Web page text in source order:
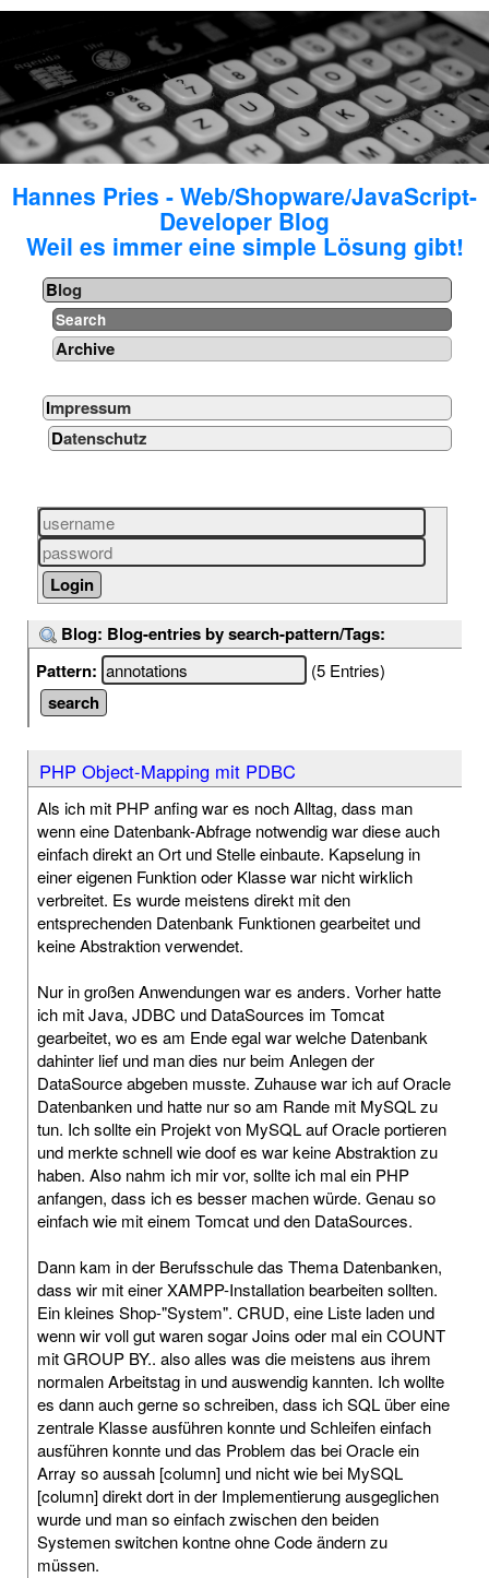
Hannes Pries - Web/Shopware/JavaScript-
Developer Blog
Weil es immer eine simple Lösung gibt!
Blog
Search
Archive
Impressum
Datenschutz
Blog: Blog-entries by search-pattern/Tags:
Pattern:
(5 Entries)
PHP Object-Mapping mit PDBC
Als ich mit PHP anfing war es noch Alltag, dass man
wenn eine Datenbank-Abfrage notwendig war diese auch
einfach direkt an Ort und Stelle einbaute. Kapselung in
einer eigenen Funktion oder Klasse war nicht wirklich
verbreitet. Es wurde meistens direkt mit den
entsprechenden Datenbank Funktionen gearbeitet und
keine Abstraktion verwendet.
Nur in großen Anwendungen war es anders. Vorher hatte
ich mit Java, JDBC und DataSources im Tomcat
gearbeitet, wo es am Ende egal war welche Datenbank
dahinter lief und man dies nur beim Anlegen der
DataSource abgeben musste. Zuhause war ich auf Oracle
Datenbanken und hatte nur so am Rande mit MySQL zu
tun. Ich sollte ein Projekt von MySQL auf Oracle portieren
und merkte schnell wie doof es war keine Abstraktion zu
haben. Also nahm ich mir vor, sollte ich mal ein PHP
anfangen, dass ich es besser machen würde. Genau so
einfach wie mit einem Tomcat und den DataSources.
Dann kam in der Berufsschule das Thema Datenbanken,
dass wir mit einer XAMPP-Installation bearbeiten sollten.
Ein kleines Shop-"System". CRUD, eine Liste laden und
wenn wir voll gut waren sogar Joins oder mal ein COUNT
mit GROUP BY.. also alles was die meistens aus ihrem
normalen Arbeitstag in und auswendig kannten. Ich wollte
es dann auch gerne so schreiben, dass ich SQL über eine
zentrale Klasse ausführen konnte und Schleifen einfach
ausführen konnte und das Problem das bei Oracle ein
Array so aussah [column] und nicht wie bei MySQL
[column] direkt dort in der Implementierung ausgeglichen
wurde und man so einfach zwischen den beiden
Systemen switchen kontne ohne Code ändern zu
müssen.